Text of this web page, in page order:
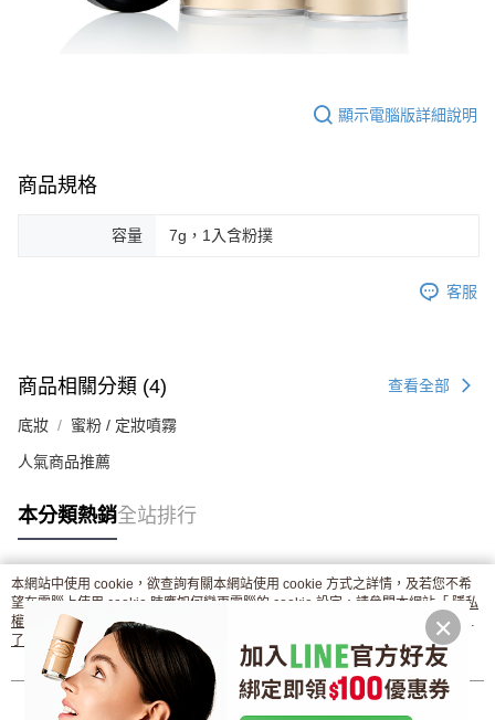
顯示電腦版詳細說明
商品規格
容量 7g，1入含粉撲
客服
商品相關分類 (4) 查看全部
底妝 蜜粉 / 定妝噴霧
人氣商品推薦
本分類熱銷全站排行
熱門標籤
本網站中使用 cookie，欲查詢有關本網站使用 cookie 方式之詳情，及若您不希
望在電腦上使用 cookie 時應如何變更電腦的 cookie 設定，請參閱本網站「 隱私
權條款
」之 Cookie 聲明。您繼續使用本網站即表示您同意本公司得按本網站使
用條款之 Cookie 聲明使用 cookie。
了解更多 >
我知道了